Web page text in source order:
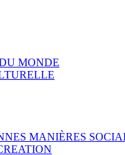
MONDE
MANIÈRES